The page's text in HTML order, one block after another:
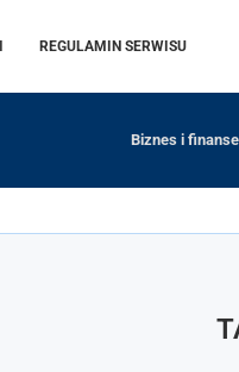
REGULAMIN SERWISU
Biznes i finanse